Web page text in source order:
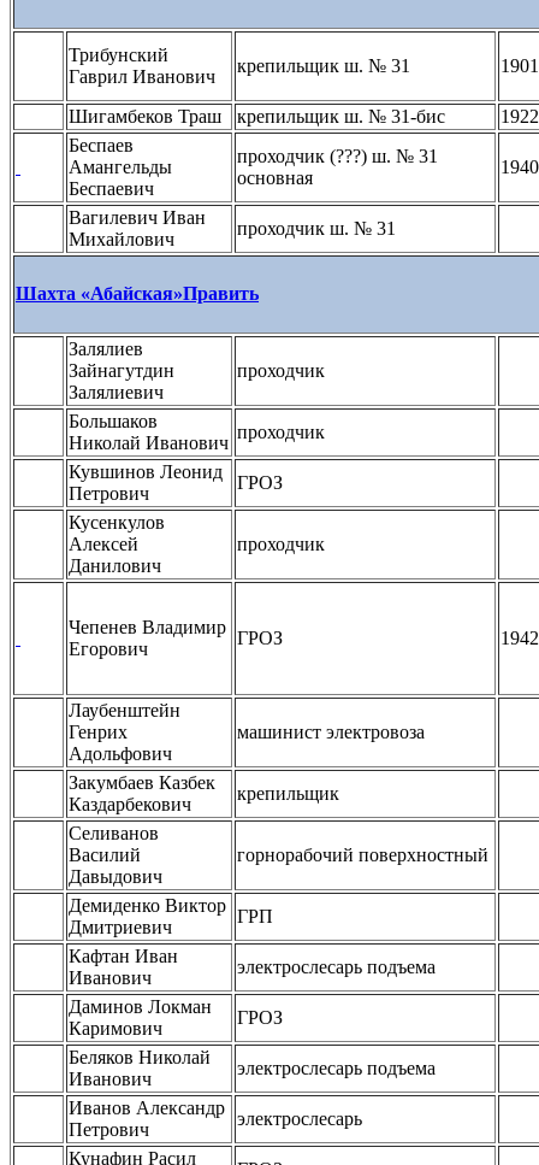
Трибунский
Гаврил Иванович
крепильщик ш. № 31 1901
Шигамбеков Траш крепильщик ш. № 31-бис
1922
Беспаев
Амангельды
Беспаевич
проходчик (???) ш. № 31
основная
1940
Вагилевич Иван
Михайлович
проходчик ш. № 31
Шахта «Абайская»Править
Залялиев
Зайнагутдин
Залялиевич
проходчик
Большаков
Николай Иванович
проходчик
Кувшинов Леонид
Петрович
ГРОЗ
Кусенкулов
Алексей
Данилович
проходчик
Чепенев Владимир
Егорович
ГРОЗ 1942
Лаубенштейн
Генрих
Адольфович
машинист электровоза
Закумбаев Казбек
Каздарбекович
крепильщик
Селиванов
Василий
Давыдович
горнорабочий поверхностный
Демиденко Виктор
Дмитриевич
ГРП
Кафтан Иван
Иванович
электрослесарь подъема
Даминов Локман
Каримович
ГРОЗ
Беляков Николай
Иванович
электрослесарь подъема
Иванов Александр
Петрович
электрослесарь
Кунафин Расил